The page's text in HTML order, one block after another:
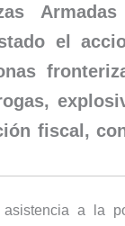
Armadas
el
fiscal,
a la